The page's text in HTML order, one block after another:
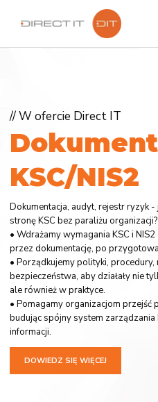
Dokument
KSC/NIS2
Dokumentacja, audyt, rejestr ryzyk
stronę KSC bez paraliżu organizacji?
• Wdrażamy wymagania KSC i NIS2
przez dokumentację, po
• Porządkujemy polityki,
bezpieczeństwa, aby działały nie
ale również w praktyce.
• Pomagamy organizacjom przejść
budując spójny system
informacji.
// W ofercie Direct IT
DOWIEDZ SIĘ WIĘCEJ